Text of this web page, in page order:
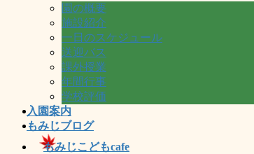
園の概要
施設紹介
一日のスケジュール
送迎バス
課外授業
年間行事
学校評価
入園案内
もみじブログ
もみじこどもcafe